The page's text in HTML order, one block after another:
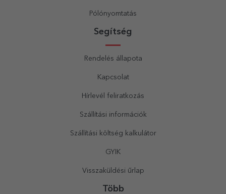
Pólónyomtatás
Segítség
Rendelés állapota
Kapcsolat
Hírlevél feliratkozás
Szállítási információk
Szállítási költség kalkulátor
GYIK
Visszaküldési űrlap
Több